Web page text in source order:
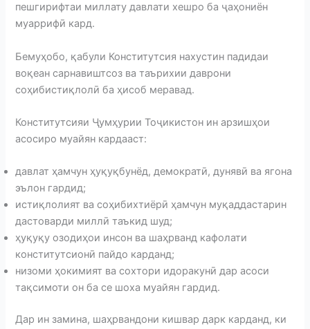
пешгирифтаи миллату давлати хешро ба ҷаҳониён
муаррифӣ кард.
Бемуҳобо, қабули Конститутсия нахустин падидаи
воқеан сарнавиштсоз ва таърихии даврони
соҳибистиқлолӣ ба ҳисоб меравад.
Конститутсияи Ҷумҳурии Тоҷикистон ин арзишҳои
асосиро муайян кардааст:
давлат ҳамчун ҳуқуқбунёд, демократӣ, дунявӣ ва ягона
эълон гардид;
истиқлолият ва соҳибихтиёрӣ ҳамчун муқаддастарин
дастоварди миллӣ таъкид шуд;
ҳуқуқу озодиҳои инсон ва шаҳрванд кафолати
конститутсионӣ пайдо карданд;
низоми ҳокимият ва сохтори идоракунӣ дар асоси
тақсимоти он ба се шоха муайян гардид.
Дар ин замина, шаҳрвандони кишвар дарк карданд, ки